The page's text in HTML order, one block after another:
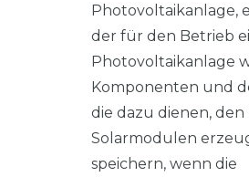
Photovoltaikanlage,
der für den Betrieb
Photovoltaikanlage
Komponenten und
die dazu dienen, den
Solarmodulen
speichern, wenn die